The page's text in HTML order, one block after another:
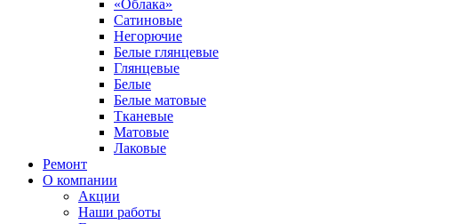
«Облака»
Сатиновые
Негорючие
Белые глянцевые
Глянцевые
Белые
Белые матовые
Тканевые
Матовые
Лаковые
Ремонт
О компании
Акции
Наши работы